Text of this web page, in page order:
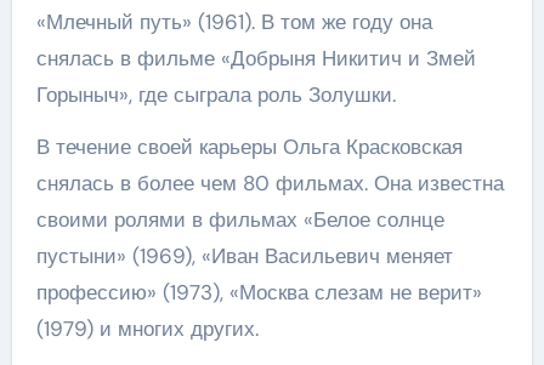
«Млечный путь» (1961). В том же году она
снялась в фильме «Добрыня Никитич и Змей
Горыныч», где сыграла роль Золушки.
В течение своей карьеры Ольга Красковская
снялась в более чем 80 фильмах. Она известна
своими ролями в фильмах «Белое солнце
пустыни» (1969), «Иван Васильевич меняет
профессию» (1973), «Москва слезам не верит»
(1979) и многих других.